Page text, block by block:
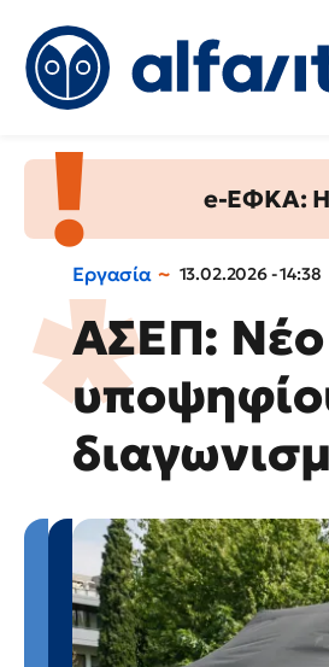
e-ΕΦΚΑ: Η
Εργασία 13.02.2026 - 14:38
ΑΣΕΠ: Νέο